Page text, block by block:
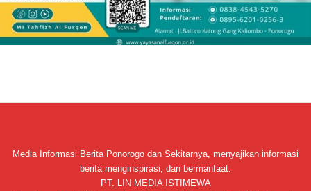
Media Informasi Berita Ponorogo dan Sekitarnya, menyajikan informasi
berita menginspirasi, dan bermanfaat.
PT. LIN MEDIA ISTIMEWA